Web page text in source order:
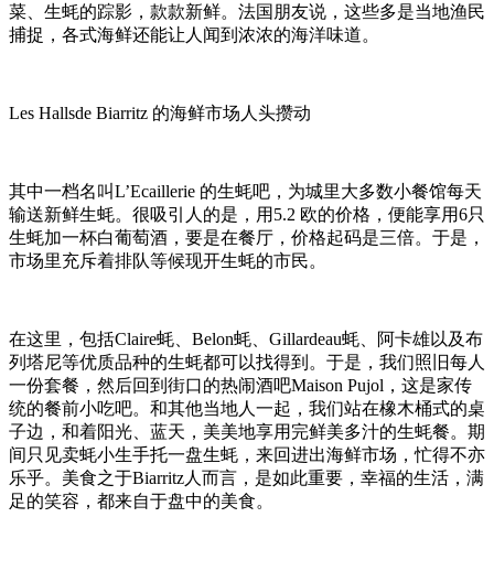
菜、生蚝的踪影，款款新鲜。法国朋友说，这些多是当地渔民
捕捉，各式海鲜还能让人闻到浓浓的海洋味道。
Les Hallsde Biarritz 的海鲜市场人头攒动
其中一档名叫L’Ecaillerie 的生蚝吧，为城里大多数小餐馆每天
输送新鲜生蚝。很吸引人的是，用5.2 欧的价格，便能享用6只
生蚝加一杯白葡萄酒，要是在餐厅，价格起码是三倍。于是，
市场里充斥着排队等候现开生蚝的市民。
在这里，包括Claire蚝、Belon蚝、Gillardeau蚝、阿卡雄以及布
列塔尼等优质品种的生蚝都可以找得到。于是，我们照旧每人
一份套餐，然后回到街口的热闹酒吧Maison Pujol，这是家传
统的餐前小吃吧。和其他当地人一起，我们站在橡木桶式的桌
子边，和着阳光、蓝天，美美地享用完鲜美多汁的生蚝餐。期
间只见卖蚝小生手托一盘生蚝，来回进出海鲜市场，忙得不亦
乐乎。美食之于Biarritz人而言，是如此重要，幸福的生活，满
足的笑容，都来自于盘中的美食。